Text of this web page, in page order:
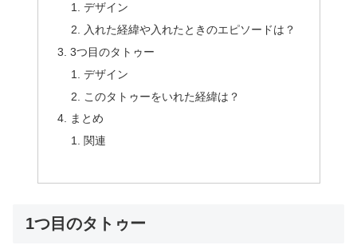
デザイン
入れた経緯や入れたときのエピソードは？
3つ目のタトゥー
デザイン
このタトゥーをいれた経緯は？
まとめ
関連
1つ目のタトゥー